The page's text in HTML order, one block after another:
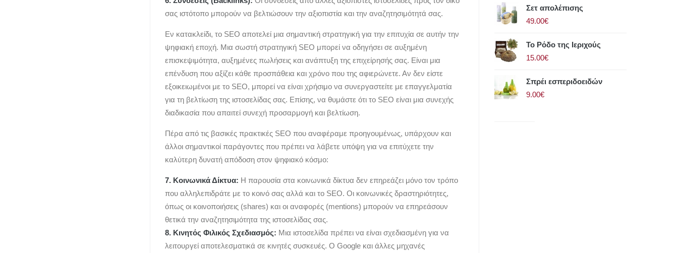
σας ιστότοπο μπορούν να βελτιώσουν την αξιοπιστία και την αναζητησιμότητά σας.
Εν κατακλείδι, το SEO αποτελεί μια σημαντική στρατηγική για την επιτυχία σε αυτήν την
ψηφιακή εποχή. Μια σωστή στρατηγική SEO μπορεί να οδηγήσει σε αυξημένη
επισκεψιμότητα, αυξημένες πωλήσεις και ανάπτυξη της επιχείρησής σας. Είναι μια
επένδυση που αξίζει κάθε προσπάθεια και χρόνο που της αφιερώνετε. Αν δεν είστε
εξοικειωμένοι με το SEO, μπορεί να είναι χρήσιμο να συνεργαστείτε με επαγγελματία
για τη βελτίωση της ιστοσελίδας σας. Επίσης, να θυμάστε ότι το SEO είναι μια συνεχής
διαδικασία που απαιτεί συνεχή προσαρμογή και βελτίωση.
Πέρα από τις βασικές πρακτικές SEO που αναφέραμε προηγουμένως, υπάρχουν και
άλλοι σημαντικοί παράγοντες που πρέπει να λάβετε υπόψη για να επιτύχετε την
καλύτερη δυνατή απόδοση στον ψηφιακό κόσμο:
7. Κοινωνικά Δίκτυα: Η παρουσία στα κοινωνικά δίκτυα δεν επηρεάζει μόνο τον τρόπο
που αλληλεπιδράτε με το κοινό σας αλλά και το SEO. Οι κοινωνικές δραστηριότητες,
όπως οι κοινοποιήσεις (shares) και οι αναφορές (mentions) μπορούν να επηρεάσουν
θετικά την αναζητησιμότητα της ιστοσελίδας σας.
8. Κινητός Φιλικός Σχεδιασμός: Μια ιστοσελίδα πρέπει να είναι σχεδιασμένη για να
λειτουργεί αποτελεσματικά σε κινητές συσκευές. Ο Google και άλλες μηχανές
Σετ απολέπισης
49.00€
Το Ρόδο της Ιεριχούς
15.00€
Σπρέι εσπεριδοειδών
9.00€